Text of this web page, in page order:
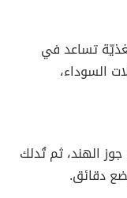
تساعد في
السوداء،
الهند، ثم تُدلك
دقائق.